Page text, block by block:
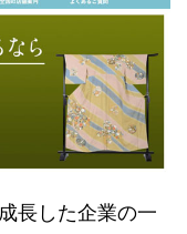
長した企業の一